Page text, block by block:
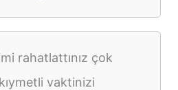
rahatlattınız çok
vaktinizi